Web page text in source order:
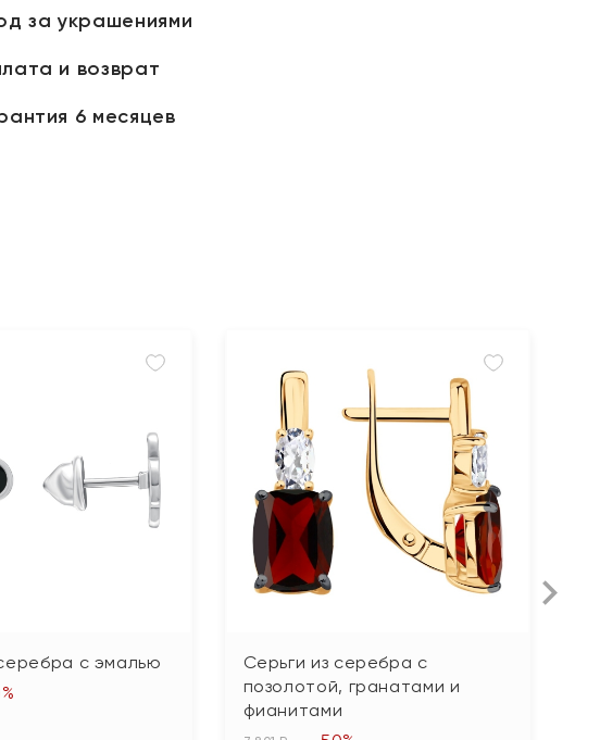
за украшениями
и возврат
6 месяцев
с эмалью
Серьги из серебра с
позолотой, гранатами и
фианитами